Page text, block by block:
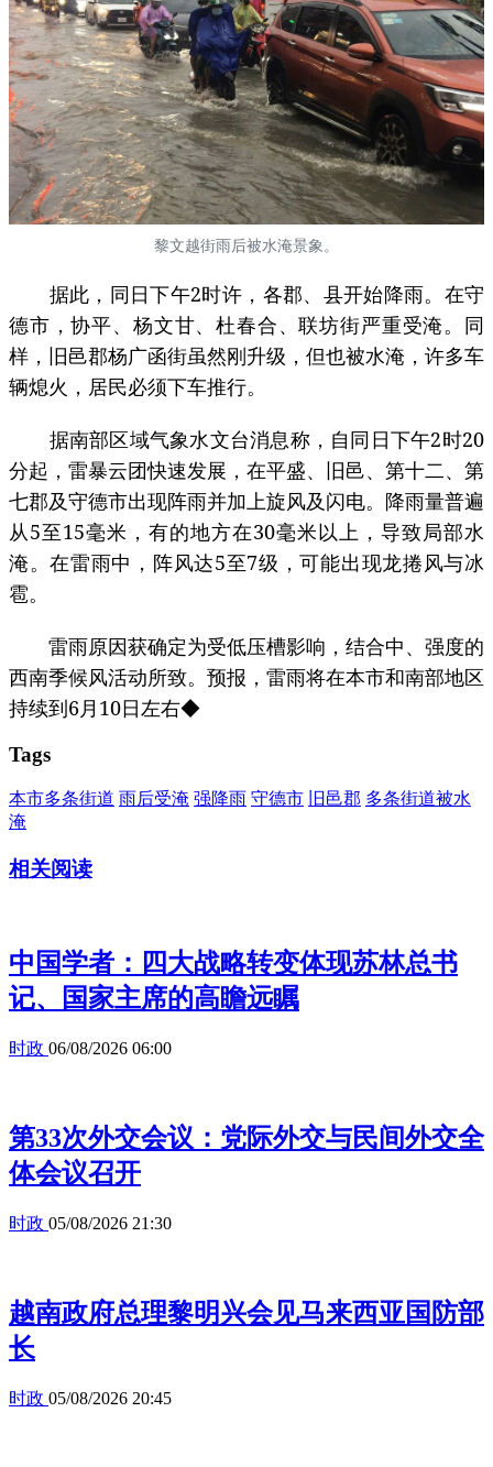
黎文越街雨后被水淹景象。
据此，同日下午2时许，各郡、县开始降雨。在守
德市，协平、杨文甘、杜春合、联坊街严重受淹。同
样，旧邑郡杨广函街虽然刚升级，但也被水淹，许多车
辆熄火，居民必须下车推行。
据南部区域气象水文台消息称，自同日下午2时20
分起，雷暴云团快速发展，在平盛、旧邑、第十二、第
七郡及守德市出现阵雨并加上旋风及闪电。降雨量普遍
从5至15毫米，有的地方在30毫米以上，导致局部水
淹。在雷雨中，阵风达5至7级，可能出现龙捲风与冰
雹。
雷雨原因获确定为受低压槽影响，结合中、强度的
西南季候风活动所致。预报，雷雨将在本市和南部地区
持续到6月10日左右◆
Tags
本市多条街道 雨后受淹 强降雨 守德市 旧邑郡 多条街道被水
淹
相关阅读
中国学者：四大战略转变体现苏林总书
记、国家主席的高瞻远瞩
时政 06/08/2026 06:00
第33次外交会议：党际外交与民间外交全
体会议召开
时政 05/08/2026 21:30
越南政府总理黎明兴会见马来西亚国防部
长
时政 05/08/2026 20:45